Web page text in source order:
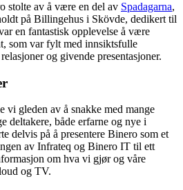
stolte av å være en del av Spadagarna,
på Billingehus i Skövde, dedikert til
en fantastisk opplevelse å være
som var fylt med innsiktsfulle
og givende presentasjoner.
vi gleden av å snakke med mange
deltakere, både erfarne og nye i
delvis på å presentere Binero som et
av Infrateq og Binero IT til ett
om hva vi gjør og våre
og TV.